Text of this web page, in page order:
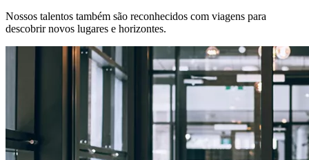
Nossos talentos também são reconhecidos com viagens para
descobrir novos lugares e horizontes.